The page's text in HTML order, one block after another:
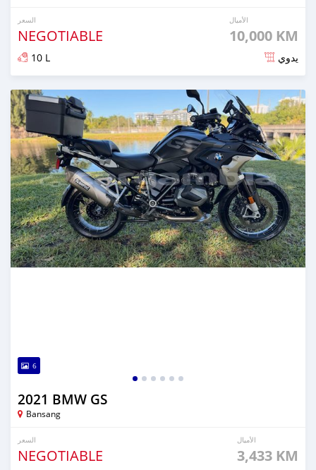
السعر
NEGOTIABLE
الأميال
10,000 KM
10 L يدوي
تم النشر منذ 4 أشهر مضت
6
2021 BMW GS
Bansang
السعر
NEGOTIABLE
الأميال
3,433 KM